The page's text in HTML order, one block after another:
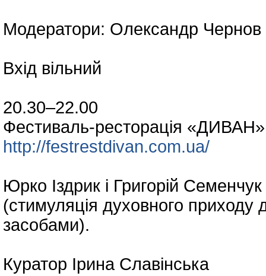
Модератори: Олександр Чернов
Вхід вільний
20.30–22.00
Фестиваль-ресторація
http://festrestdivan.com.ua/
Юрко Іздрик і Григорій
(стимуляція духовного приходу
засобами).
Куратор Ірина Славінська